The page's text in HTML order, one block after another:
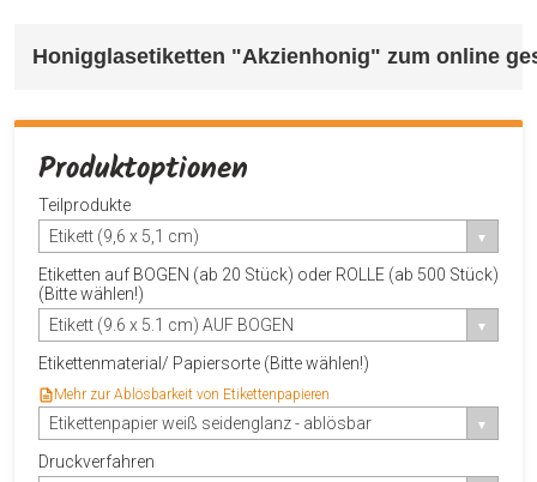
Honigglasetiketten "Akzienhonig" zum online
Produktoptionen
Teilprodukte
Etikett (9,6 x 5,1 cm)
Etiketten auf BOGEN (ab 20 Stück) oder ROLLE (ab 500 Stück)
(Bitte wählen!)
Etikett (9.6 x 5.1 cm) AUF BOGEN
Etikettenmaterial/ Papiersorte (Bitte wählen!)
Mehr zur Ablösbarkeit von Etikettenpapieren
Etikettenpapier weiß seidenglanz - ablösbar
Druckverfahren